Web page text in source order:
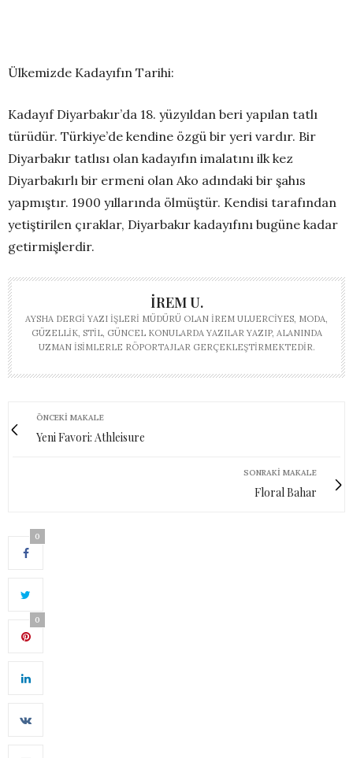
Ülkemizde Kadayıfın Tarihi:
Kadayıf Diyarbakır’da 18. yüzyıldan beri yapılan tatlı
türüdür. Türkiye’de kendine özgü bir yeri vardır. Bir
Diyarbakır tatlısı olan kadayıfın imalatını ilk kez
Diyarbakırlı bir ermeni olan Ako adındaki bir şahıs
yapmıştır. 1900 yıllarında ölmüştür. Kendisi tarafından
yetiştirilen çıraklar, Diyarbakır kadayıfını bugüne kadar
getirmişlerdir.
İREM U.
AYSHA DERGI YAZI İŞLERI MÜDÜRÜ OLAN İREM ULUERCIYES, MODA,
GÜZELLIK, STIL, GÜNCEL KONULARDA YAZILAR YAZIP, ALANINDA
UZMAN ISIMLERLE RÖPORTAJLAR GERÇEKLEŞTIRMEKTEDIR.
ÖNCEKI MAKALE
Yeni Favori: Athleisure
SONRAKI MAKALE
Floral Bahar
0
0